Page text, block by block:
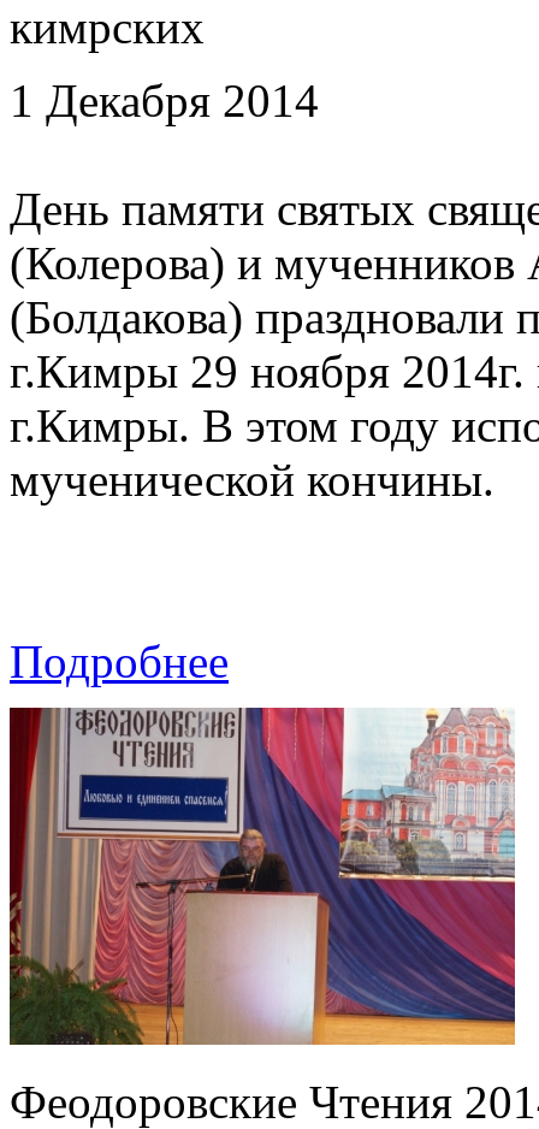
кимрских
1 Декабря 2014
День памяти святых
(Колерова) и
(Болдакова) праздновали
г.Кимры 29 ноября
г.Кимры. В этом году
мученической кончины.
Подробнее
Феодоровские Чтения